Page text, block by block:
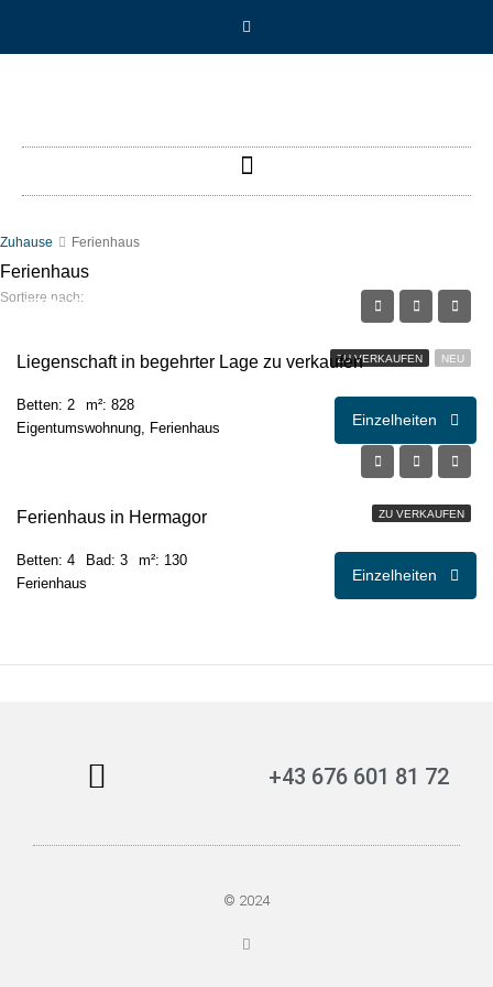
Zuhause Ferienhaus
Ferienhaus
Sortiere nach:
ZU VERKAUFEN NEU
€299.000,00
Liegenschaft in begehrter Lage zu verkaufen
Betten: 2
m²: 828
Eigentumswohnung, Ferienhaus
Einzelheiten
ZU VERKAUFEN
Ferienhaus in Hermagor
Betten: 4 Bad: 3
m²: 130
Ferienhaus
Einzelheiten
+43 676 601 81 72
© 2024